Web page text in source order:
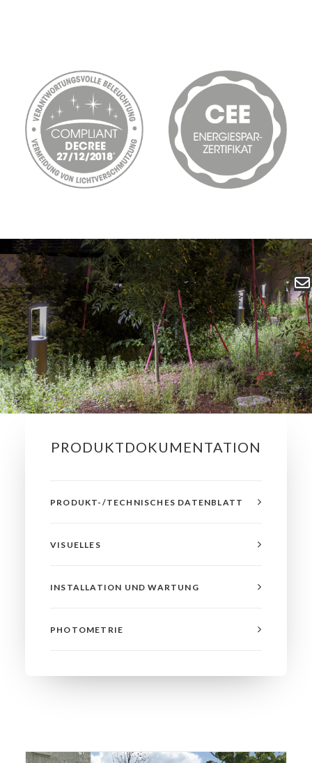
PRODUKTDOKUMENTATION
PRODUKT-/TECHNISCHES DATENBLATT
VISUELLES
INSTALLATION UND WARTUNG
PHOTOMETRIE